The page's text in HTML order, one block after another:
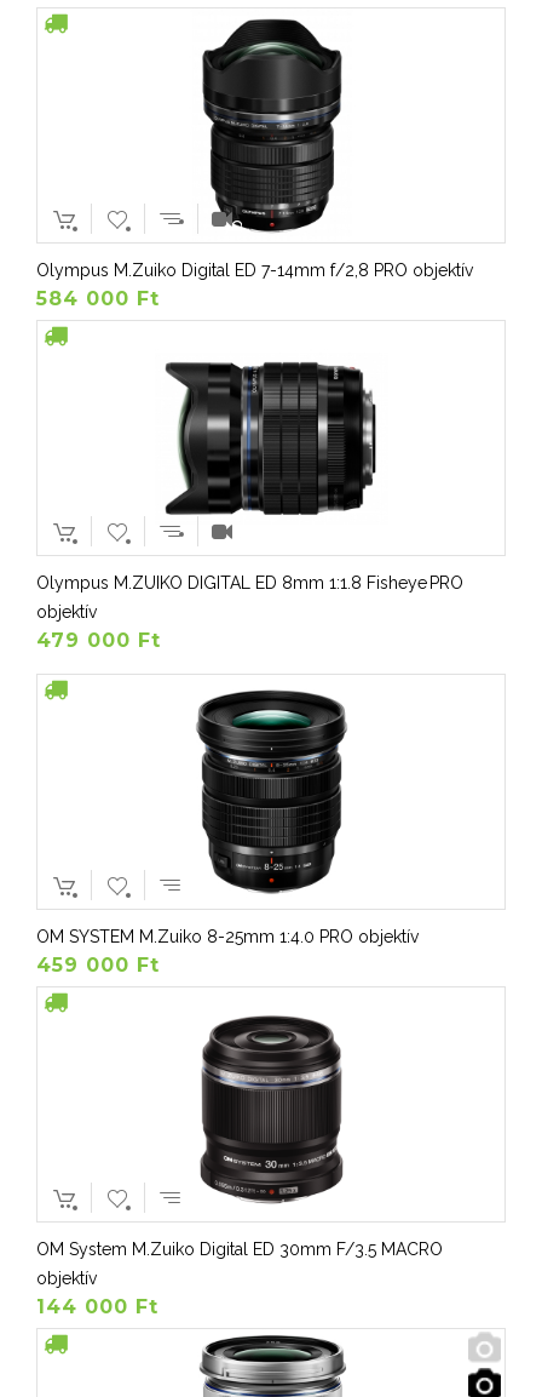
Olympus M.Zuiko Digital ED 7-14mm f/2,8 PRO objektív
584 000 Ft
Olympus M.ZUIKO DIGITAL ED 8mm 1:1.8 Fisheye PRO
objektív
479 000 Ft
OM SYSTEM M.Zuiko 8-25mm 1:4.0 PRO objektív
459 000 Ft
OM System M.Zuiko Digital ED 30mm F/3.5 MACRO
objektív
144 000 Ft